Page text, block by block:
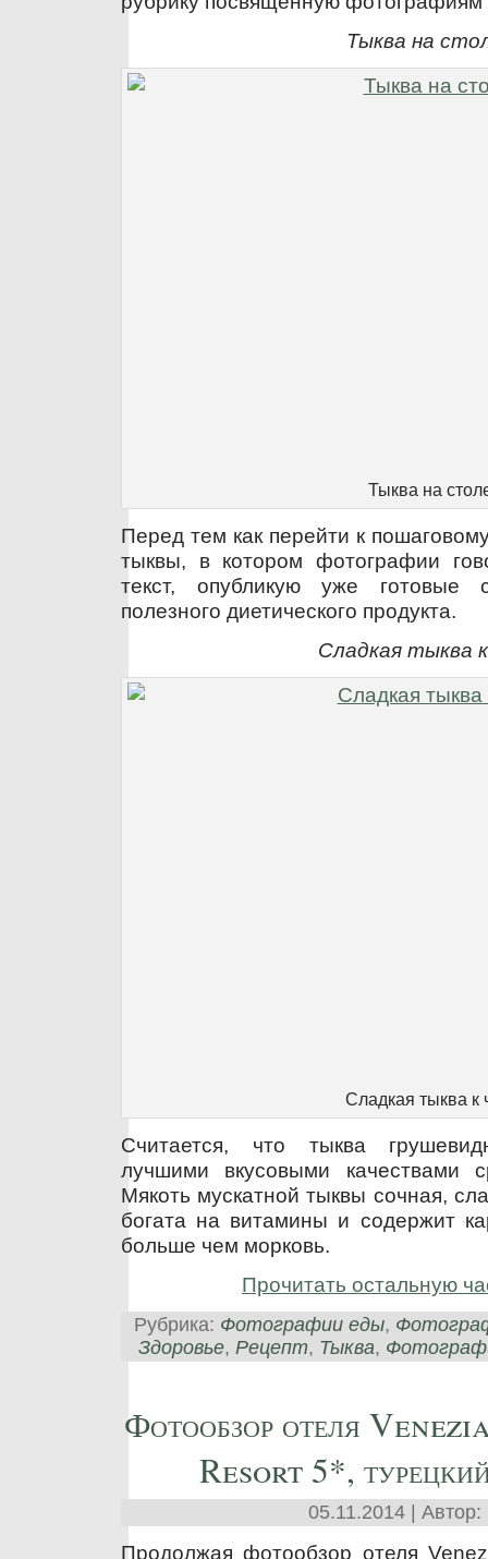
Тыква на
Тыква на
Перед тем как перейти к
тыквы, в котором фотографии
текст, опубликую уже готовые
полезного диетического продукта.
Сладкая тыква
Сладкая тыква к
Считается, что тыква
лучшими вкусовыми качествами
Мякоть мускатной тыквы сочная,
богата на витамины и содержит
больше чем морковь.
Прочитать остальную
Рубрика: Фотографии еды,
Здоровье, Рецепт, Тыква,
Фотообзор отеля
Resort 5*,
05.11.2014 | Автор:
Продолжая фотообзор отеля